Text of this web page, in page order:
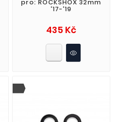
pro: ROCKSHOX 32mm
'17-'19
435 KčCena